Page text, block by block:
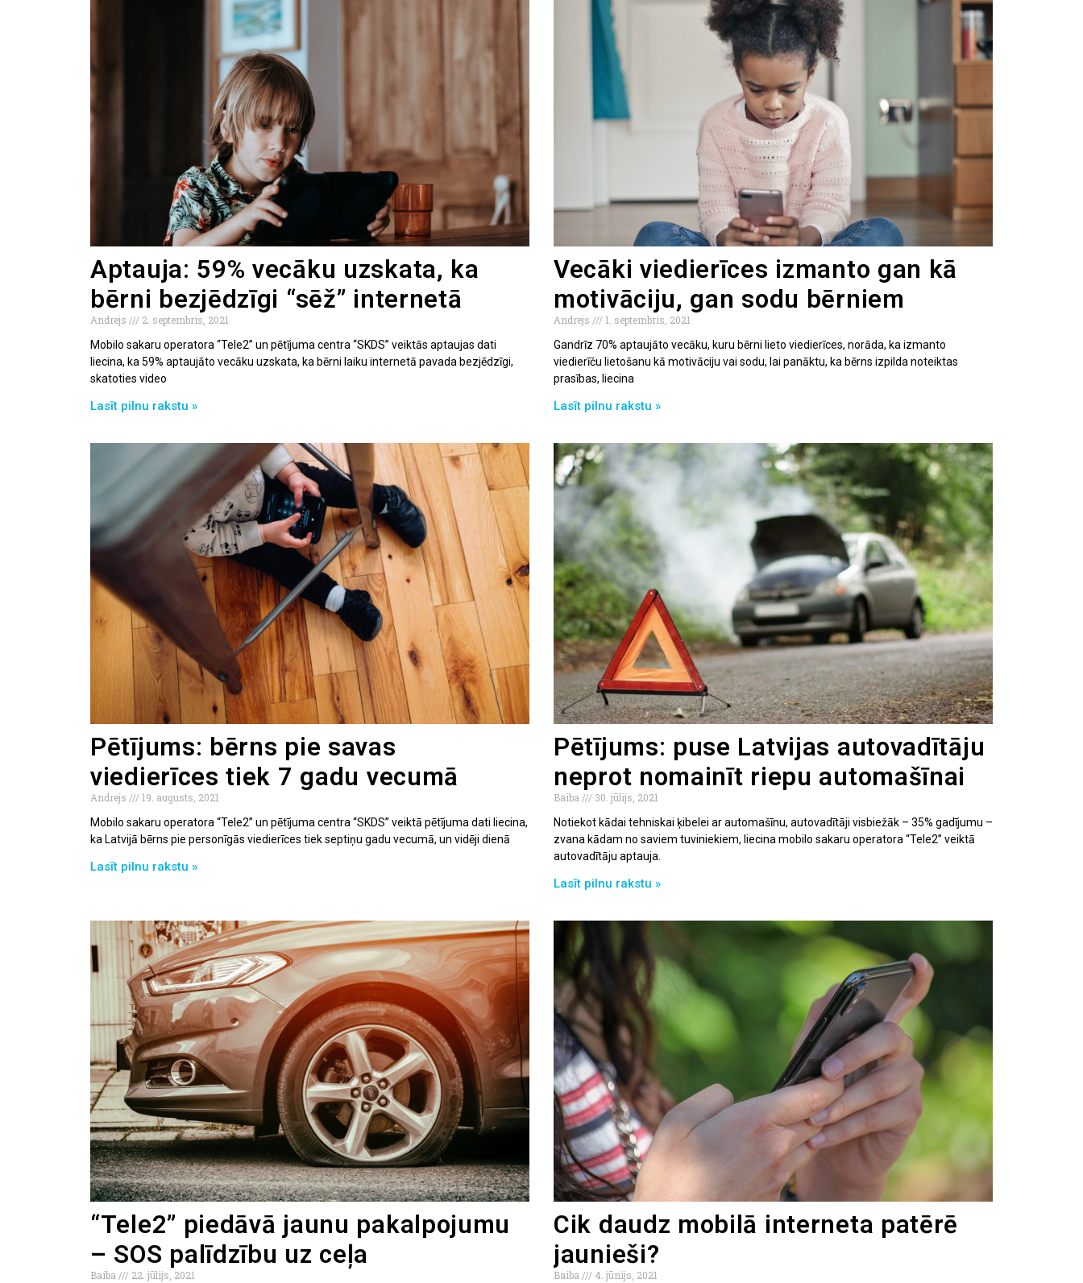
Aptauja: 59% vecāku uzskata, ka
bērni bezjēdzīgi “sēž” internetā
Andrejs
2. septembris, 2021
Mobilo sakaru operatora “Tele2” un pētījuma centra “SKDS” veiktās aptaujas dati
liecina, ka 59% aptaujāto vecāku uzskata, ka bērni laiku internetā pavada bezjēdzīgi,
skatoties video
Lasīt pilnu rakstu »
Vecāki viedierīces izmanto gan kā
motivāciju, gan sodu bērniem
Andrejs
1. septembris, 2021
Gandrīz 70% aptaujāto vecāku, kuru bērni lieto viedierīces, norāda, ka izmanto
viedierīču lietošanu kā motivāciju vai sodu, lai panāktu, ka bērns izpilda noteiktas
prasības, liecina
Lasīt pilnu rakstu »
Pētījums: bērns pie savas
viedierīces tiek 7 gadu vecumā
Andrejs
19. augusts, 2021
Mobilo sakaru operatora “Tele2” un pētījuma centra “SKDS” veiktā pētījuma dati liecina,
ka Latvijā bērns pie personīgās viedierīces tiek septiņu gadu vecumā, un vidēji dienā
Lasīt pilnu rakstu »
Pētījums: puse Latvijas autovadītāju
neprot nomainīt riepu automašīnai
Baiba
30. jūlijs, 2021
Notiekot kādai tehniskai ķibelei ar automašīnu, autovadītāji visbiežāk – 35% gadījumu –
zvana kādam no saviem tuviniekiem, liecina mobilo sakaru operatora “Tele2” veiktā
autovadītāju aptauja.
Lasīt pilnu rakstu »
“Tele2” piedāvā jaunu pakalpojumu
– SOS palīdzību uz ceļa
Baiba 22. jūlijs, 2021
Cik daudz mobilā interneta patērē
jaunieši?
Baiba 4. jūnijs, 2021